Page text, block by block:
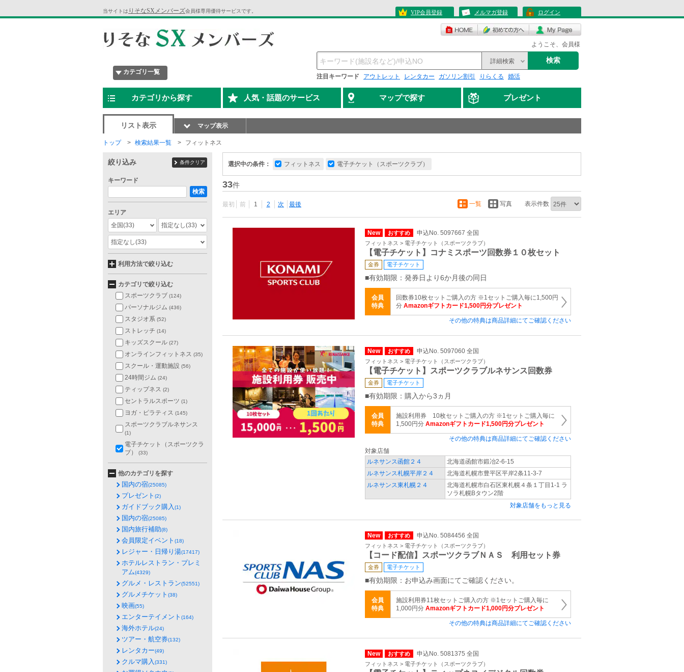
当サイトは りそなSXメンバーズ会員様専用優待サービスです。 VIP会員登録 メルマガ登録 ログイン
ようこそ、会員様
カテゴリ一覧
詳細検索 検索
注目キーワード アウトレット レンタカー ガソリン割引 りらくる 婚活
カテゴリから探す 人気・話題のサービス マップで探す プレゼント
リスト表示 マップ表示
トップ 検索結果一覧 フィットネス
選択中の条件： フィットネス 電子チケット（スポーツクラブ）
33件
最初 前 1 2 次 最後 一覧 写真 表示件数
New おすすめ 申込No. 5097667 全国
フィットネス > 電子チケット（スポーツクラブ）
【電子チケット】コナミスポーツ回数券１０枚セット
金券 電子チケット
■有効期限：発券日より6か月後の同日
会員
特典
回数券10枚セットご購入の方 ※1セットご購入毎に1,500円
分 Amazonギフトカード1,500円分プレゼント
その他の特典は商品詳細にてご確認ください
New おすすめ 申込No. 5097060 全国
フィットネス > 電子チケット（スポーツクラブ）
【電子チケット】スポーツクラブルネサンス回数券
金券 電子チケット
■有効期限：購入から3ヵ月
会員
特典
施設利用券 10枚セットご購入の方 ※1セットご購入毎に
1,500円分 Amazonギフトカード1,500円分プレゼント
その他の特典は商品詳細にてご確認ください
対象店舗
ルネサンス函館２４
北海道函館市鍛冶2-6-15
ルネサンス札幌平岸２４
北海道札幌市豊平区平岸2条11-3-7
ルネサンス東札幌２４
北海道札幌市白石区東札幌４条１丁目1‐1 ラ
ソラ札幌Bタウン2階
対象店舗をもっと見る
New おすすめ 申込No. 5084456 全国
フィットネス > 電子チケット（スポーツクラブ）
【コード配信】スポーツクラブＮＡＳ 利用セット券
金券 電子チケット
■有効期限：お申込み画面にてご確認ください。
会員
特典
施設利用券11枚セットご購入の方 ※1セットご購入毎に
1,000円分 Amazonギフトカード1,000円分プレゼント
その他の特典は商品詳細にてご確認ください
New おすすめ 申込No. 5081375 全国
フィットネス > 電子チケット（スポーツクラブ）
絞り込み 条件クリア
キーワード
検索
エリア
全国(33) 指定なし(33)
指定なし(33)
利用方法で絞り込む
カテゴリで絞り込む
スポーツクラブ (124)
パーソナルジム (436)
スタジオ系 (52)
ストレッチ (14)
キッズスクール (27)
オンラインフィットネス (35)
スクール・運動施設 (56)
24時間ジム (24)
ティップネス (2)
セントラルスポーツ (1)
ヨガ・ピラティス (145)
スポーツクラブルネサンス
(1)
電子チケット（スポーツクラ
ブ）
(33)
他のカテゴリを探す
国内の宿(25085)
プレゼント (2)
ガイドブック購入(1)
国内の宿(25085)
国内旅行補助(8)
会員限定イベント (18)
レジャー・日帰り湯(17417)
ホテルレストラン・プレミ
アム(4329)
グルメ・レストラン(52551)
グルメチケット (38)
映画(55)
エンターテイメント (164)
海外ホテル(24)
ツアー・航空券(132)
レンタカー(49)
クルマ購入(331)